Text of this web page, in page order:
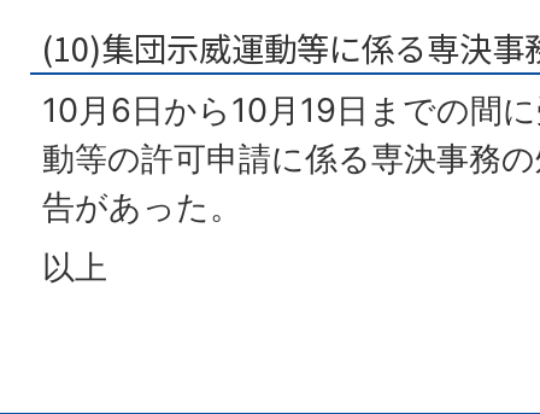
(10)集団示威運動等に係る専決
10月6日から10月19日までの間
動等の許可申請に係る専決事務
告があった。
以上